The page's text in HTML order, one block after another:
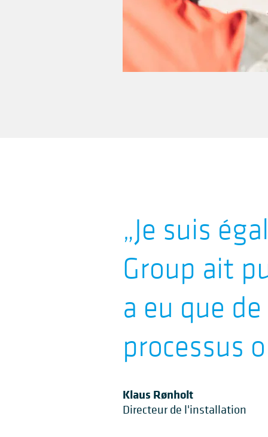
„Je suis
Group ait
a eu que
processus
Klaus Rønholt
Directeur de l'installation